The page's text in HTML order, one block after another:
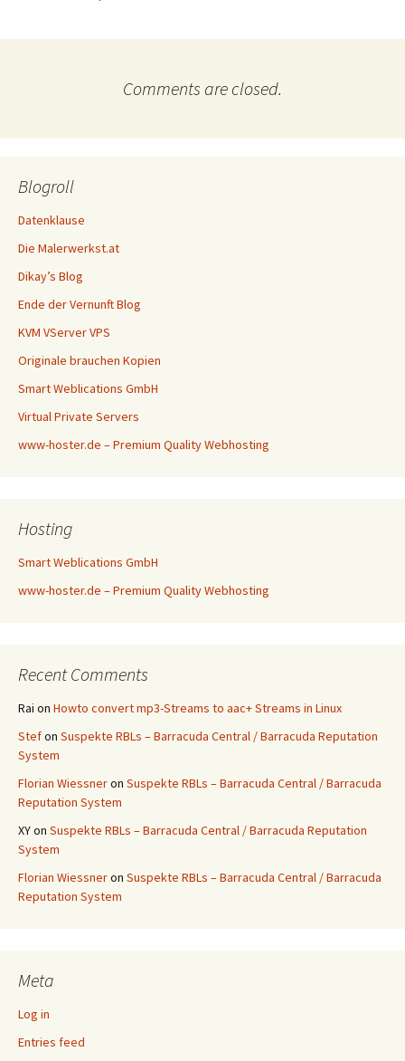
Comments are closed.
Blogroll
Datenklause
Die Malerwerkst.at
Dikay’s Blog
Ende der Vernunft Blog
KVM VServer VPS
Originale brauchen Kopien
Smart Weblications GmbH
Virtual Private Servers
www-hoster.de – Premium Quality Webhosting
Hosting
Smart Weblications GmbH
www-hoster.de – Premium Quality Webhosting
Recent Comments
Rai on Howto convert mp3-Streams to aac+ Streams in Linux
Stefon Suspekte RBLs – Barracuda Central / Barracuda Reputation
System
Florian Wiessneron Suspekte RBLs – Barracuda Central / Barracuda
Reputation System
XYon Suspekte RBLs – Barracuda Central / Barracuda Reputation
System
Florian Wiessneron Suspekte RBLs – Barracuda Central / Barracuda
Reputation System
Meta
Log in
Entries feed